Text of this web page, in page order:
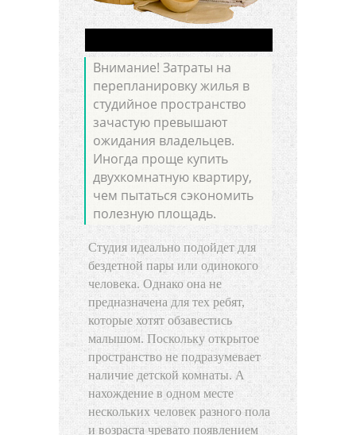
Внимание! Затраты на
перепланировку жилья в
студийное пространство
зачастую превышают
ожидания владельцев.
Иногда проще купить
двухкомнатную квартиру,
чем пытаться сэкономить
полезную площадь.
Студия идеально подойдет для
бездетной пары или одинокого
человека. Однако она не
предназначена для тех ребят,
которые хотят обзавестись
малышом. Поскольку открытое
пространство не подразумевает
наличие детской комнаты. А
нахождение в одном месте
нескольких человек разного пола
и возраста чревато появлением